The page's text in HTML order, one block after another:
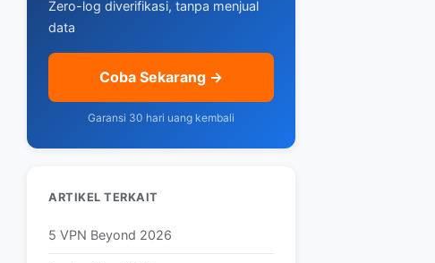
Zero-log diverifikasi, tanpa menjual
data
Coba Sekarang →
Garansi 30 hari uang kembali
ARTIKEL TERKAIT
5 VPN Beyond 2026